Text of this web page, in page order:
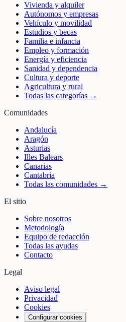
Vivienda y alquiler
Autónomos y empresas
Vehículo y movilidad
Estudios y becas
Familia e infancia
Empleo y formación
Energía y eficiencia
Sanidad y dependencia
Cultura y deporte
Agricultura y rural
Todas las categorías →
Comunidades
Andalucía
Aragón
Asturias
Illes Balears
Canarias
Cantabria
Todas las comunidades →
El sitio
Sobre nosotros
Metodología
Equipo de redacción
Todas las ayudas
Contacto
Legal
Aviso legal
Privacidad
Cookies
Configurar cookies